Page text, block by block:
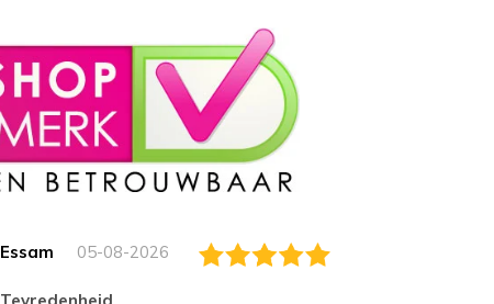
Essam 05-08-2026